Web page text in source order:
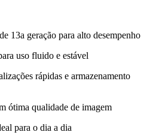
13a geração para alto desempenho
uso fluido e estável
rápidas e armazenamento
ótima qualidade de imagem
para o dia a dia